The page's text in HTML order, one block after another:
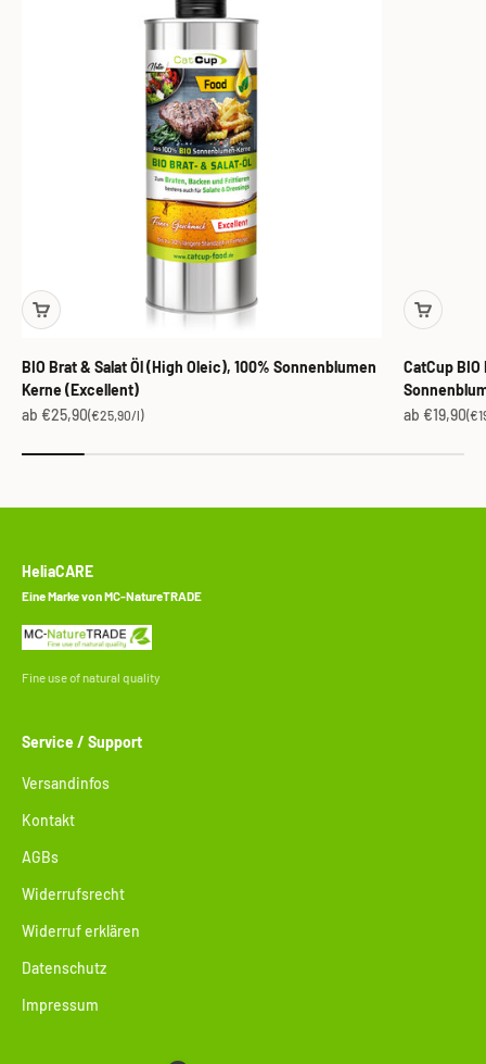
BIO Brat & Salat Öl (High Oleic), 100% Sonnenblumen
Kerne (Excellent)
Angebot
ab €25,90(€25,90/l)
CatCup BIO
Angebot
ab €19,90
HeliaCARE
Eine Marke von MC-NatureTRADE
Fine use of natural quality
Service / Support
Versandinfos
Kontakt
AGBs
Widerrufsrecht
Widerruf erklären
Datenschutz
Impressum